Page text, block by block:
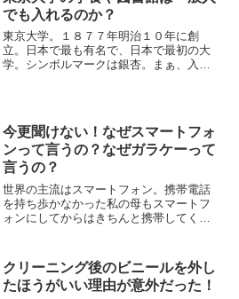
でも入れるのか？
東京大学。１８７７年明治１０年に創
立。日本で最も有名で、日本で最初の大
学。シンボルマークは銀杏。まぁ、入学
禁止というところもあったりし...
今更聞けない！なぜスマートフォ
ンって言うの？なぜガラケーって
言うの？
世界の主流はスマートフォン。携帯電話
を持ち歩かなかった私の母もスマートフ
ォンにしてからはきちんと携帯してくれ
になりました。でも、スマホやガラケー
などの名前…当たり前のよ...
クリーニング後のビニールを外し
たほうがいい理由が意外だった！